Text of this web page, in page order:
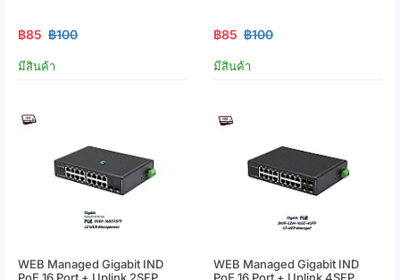
฿85 ฿100
มีสินค้า
฿85 ฿100
มีสินค้า
WEB Managed Gigabit IND
PoE 16 Port + Uplink 2SFP
WEB Managed Gigabit IND
PoE 16 Port + Uplink 4SFP